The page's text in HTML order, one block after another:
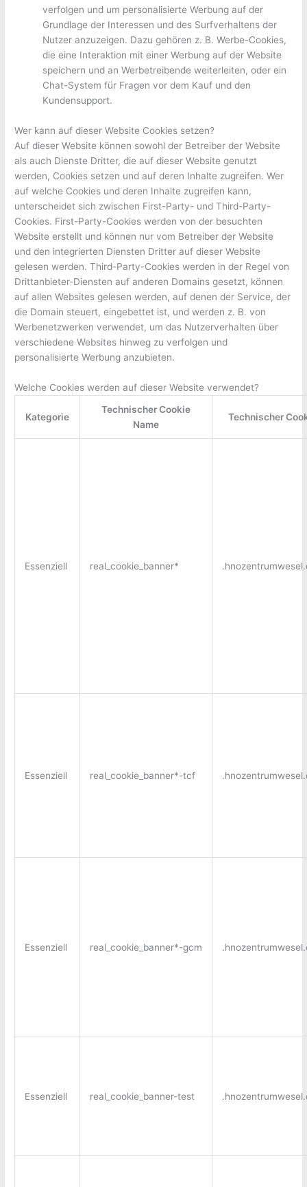
verfolgen und um personalisierte Werbung auf der
Grundlage der Interessen und des Surfverhaltens der
Nutzer anzuzeigen. Dazu gehören z. B. Werbe-Cookies,
die eine Interaktion mit einer Werbung auf der Website
speichern und an Werbetreibende weiterleiten, oder ein
Chat-System für Fragen vor dem Kauf und den
Kundensupport.
Wer kann auf dieser Website Cookies setzen?
Auf dieser Website können sowohl der Betreiber der Website
als auch Dienste Dritter, die auf dieser Website genutzt
werden, Cookies setzen und auf deren Inhalte zugreifen. Wer
auf welche Cookies und deren Inhalte zugreifen kann,
unterscheidet sich zwischen First-Party- und Third-Party-
Cookies. First-Party-Cookies werden von der besuchten
Website erstellt und können nur vom Betreiber der Website
und den integrierten Diensten Dritter auf dieser Website
gelesen werden. Third-Party-Cookies werden in der Regel von
Drittanbieter-Diensten auf anderen Domains gesetzt, können
auf allen Websites gelesen werden, auf denen der Service, der
die Domain steuert, eingebettet ist, und werden z. B. von
Werbenetzwerken verwendet, um das Nutzerverhalten über
verschiedene Websites hinweg zu verfolgen und
personalisierte Werbung anzubieten.
Welche Cookies werden auf dieser Website verwendet?
Kategorie
Technischer Cookie
Name
Technischer
Essenziell real_cookie_banner*
Essenziell real_cookie_banner*-tcf
Essenziell real_cookie_banner*-gcm
Essenziell real_cookie_banner-test